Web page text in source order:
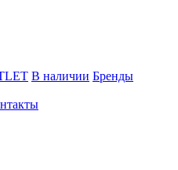
В наличии Бренды